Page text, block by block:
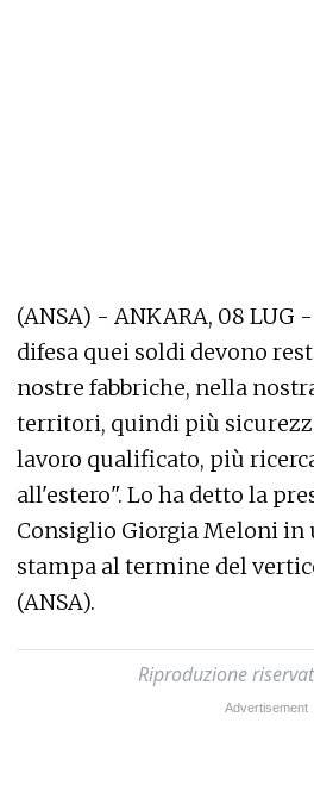
(ANSA) - ANKARA, 08 LUG
difesa quei soldi devono
nostre fabbriche, nella
territori, quindi più
lavoro qualificato, più
all'estero". Lo ha detto la
Consiglio Giorgia Meloni in
stampa al termine del
(ANSA).
Riproduzione